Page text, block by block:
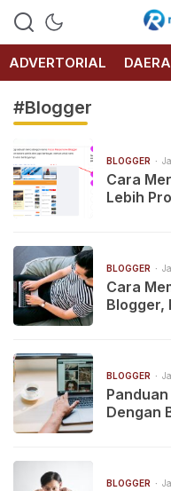
ADVERTORIAL
#Blogger
BLOGGER
Cara
Lebih
BLOGGER
Cara
Blogger,
BLOGGER
Dengan
BLOGGER